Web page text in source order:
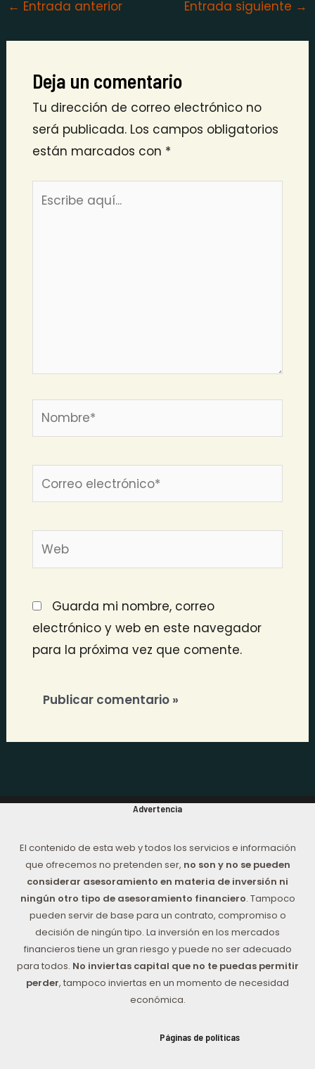
← Entrada anterior Entrada siguiente →
Deja un comentario
Tu dirección de correo electrónico no
será publicada. Los campos obligatorios
están marcados con *
Nombre*
Correo
Web
Guarda mi nombre, correo
electrónico y web en este navegador
para la próxima vez que comente.
Advertencia
El contenido de esta web y todos los servicios e información
que ofrecemos no pretenden ser, no son y no se pueden
considerar asesoramiento en materia de inversión ni
ningún otro tipo de asesoramiento financiero. Tampoco
pueden servir de base para un contrato, compromiso o
decisión de ningún tipo. La inversión en los mercados
financieros tiene un gran riesgo y puede no ser adecuado
para todos. No inviertas capital que no te puedas permitir
perder, tampoco inviertas en un momento de necesidad
económica.
Páginas de políticas